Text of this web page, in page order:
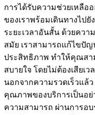
การได้รับความช่วยเหลือ
ของเราพร้อมเดินทางไป
ระยะเวลาอันสั้น ด้วยคว
สมัย เราสามารถแก้ไขปัญ
ประสิทธิภาพ ทำให้คุณสา
สบายใจ โดยไม่ต้องเสียเ
นอกจากความรวดเร็วแล้
คุณภาพของบริการเป็นอย่
ความสามารถ ผ่านการอ